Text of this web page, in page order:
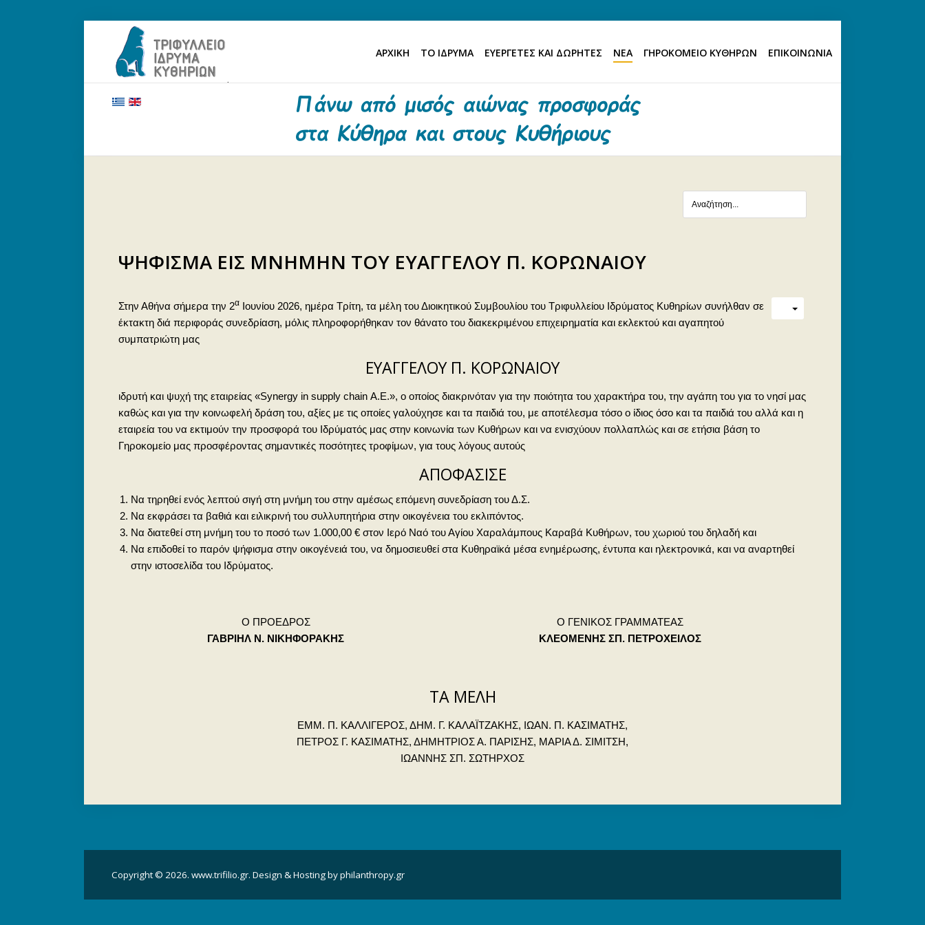
ΑΡΧΙΚΗ ΤΟ ΙΔΡΥΜΑ ΕΥΕΡΓΕΤΕΣ ΚΑΙ ΔΩΡΗΤΕΣ ΝΕΑ ΓΗΡΟΚΟΜΕΙΟ ΚΥΘΗΡΩΝ ΕΠΙΚΟΙΝΩΝΙΑ
ΨΗΦΙΣΜΑ ΕΙΣ ΜΝΗΜΗΝ ΤΟΥ ΕΥΑΓΓΕΛΟΥ Π. ΚΟΡΩΝΑΙΟΥ
Στην Αθήνα σήμερα την 2α Ιουνίου 2026, ημέρα Τρίτη, τα μέλη του Διοικητικού Συμβουλίου του Τριφυλλείου Ιδρύματος Κυθηρίων συνήλθαν σε
έκτακτη διά περιφοράς συνεδρίαση, μόλις πληροφορήθηκαν τον θάνατο του διακεκριμένου επιχειρηματία και εκλεκτού και αγαπητού
συμπατριώτη μας
ΕΥΑΓΓΕΛΟΥ Π. ΚΟΡΩΝΑΙΟΥ
ιδρυτή και ψυχή της εταιρείας «Synergy in supply chain Α.Ε.», ο οποίος διακρινόταν για την ποιότητα του χαρακτήρα του, την αγάπη του για το νησί μας
καθώς και για την κοινωφελή δράση του, αξίες με τις οποίες γαλούχησε και τα παιδιά του, με αποτέλεσμα τόσο ο ίδιος όσο και τα παιδιά του αλλά και η
εταιρεία του να εκτιμούν την προσφορά του Ιδρύματός μας στην κοινωνία των Κυθήρων και να ενισχύουν πολλαπλώς και σε ετήσια βάση το
Γηροκομείο μας προσφέροντας σημαντικές ποσότητες τροφίμων, για τους λόγους αυτούς
ΑΠΟΦΑΣΙΣΕ
Να τηρηθεί ενός λεπτού σιγή στη μνήμη του στην αμέσως επόμενη συνεδρίαση του Δ.Σ.
Να εκφράσει τα βαθιά και ειλικρινή του συλλυπητήρια στην οικογένεια του εκλιπόντος.
Να διατεθεί στη μνήμη του το ποσό των 1.000,00 € στον Ιερό Ναό του Αγίου Χαραλάμπους Καραβά Κυθήρων, του χωριού του δηλαδή και
Να επιδοθεί το παρόν ψήφισμα στην οικογένειά του, να δημοσιευθεί στα Κυθηραϊκά μέσα ενημέρωσης, έντυπα και ηλεκτρονικά, και να αναρτηθεί
στην ιστοσελίδα του Ιδρύματος.
Ο ΠΡΟΕΔΡΟΣ
ΓΑΒΡΙΗΛ Ν. ΝΙΚΗΦΟΡΑΚΗΣ
Ο ΓΕΝΙΚΟΣ ΓΡΑΜΜΑΤΕΑΣ
ΚΛΕΟΜΕΝΗΣ ΣΠ. ΠΕΤΡΟΧΕΙΛΟΣ
ΤΑ ΜΕΛΗ
ΕΜΜ. Π. ΚΑΛΛΙΓΕΡΟΣ, ΔΗΜ. Γ. ΚΑΛΑΪΤΖΑΚΗΣ, ΙΩΑΝ. Π. ΚΑΣΙΜΑΤΗΣ,
ΠΕΤΡΟΣ Γ. ΚΑΣΙΜΑΤΗΣ, ΔΗΜΗΤΡΙΟΣ Α. ΠΑΡΙΣΗΣ, ΜΑΡΙΑ Δ. ΣΙΜΙΤΣΗ,
ΙΩΑΝΝΗΣ ΣΠ. ΣΩΤΗΡΧΟΣ
Copyright © 2026. www.trifilio.gr. Design & Hosting byphilanthropy.gr